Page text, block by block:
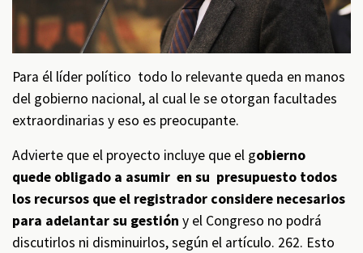
Para él líder político todo lo relevante queda en manos
del gobierno nacional, al cual le se otorgan facultades
extraordinarias y eso es preocupante.
Advierte que el proyecto incluye que el gobierno
quede obligado a asumir en su presupuesto todos
los recursos que el registrador considere necesarios
para adelantar su gestión y el Congreso no podrá
discutirlos ni disminuirlos, según el artículo. 262. Esto